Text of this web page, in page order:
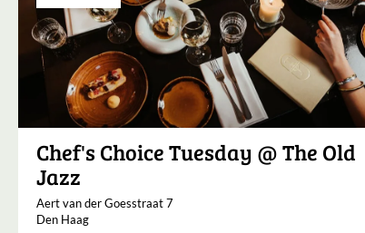
Chef's Choice Tuesday @ The Old
Jazz
Aert van der Goesstraat 7
Den Haag